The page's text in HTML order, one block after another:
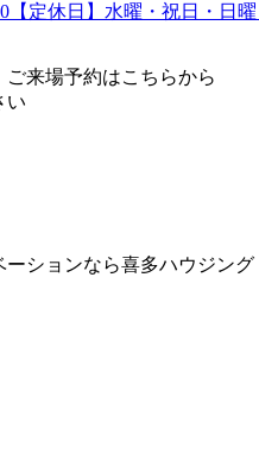
【定休日】水曜・祝日・日曜
来場予約はこちらから
い
ションなら喜多ハウジング